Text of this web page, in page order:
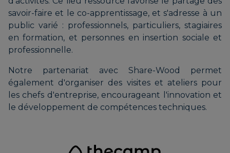
savoir-faire et le co-apprentissage, et s'adresse à un
public varié : professionnels, particuliers, stagiaires
en formation, et personnes en insertion sociale et
professionnelle.
Notre partenariat avec Share-Wood permet
également d'organiser des visites et ateliers pour
les chefs d'entreprise, encourageant l'innovation et
le développement de compétences techniques.